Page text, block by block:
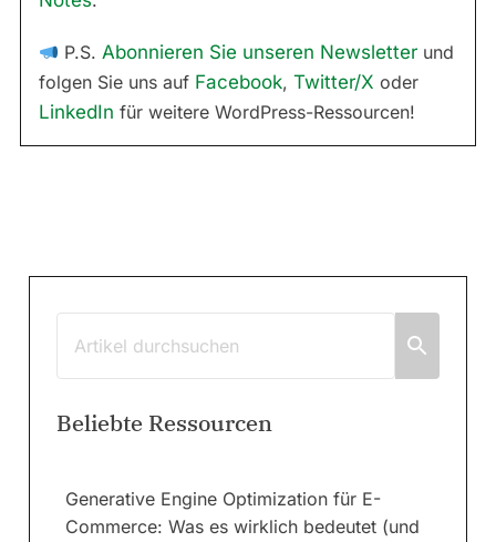
P.S.Abonnieren Sie unseren Newsletter und
folgen Sie uns auf Facebook, Twitter/X oder
LinkedIn für weitere WordPress-Ressourcen!
Beliebte Ressourcen
Generative Engine Optimization für E-
Commerce: Was es wirklich bedeutet (und